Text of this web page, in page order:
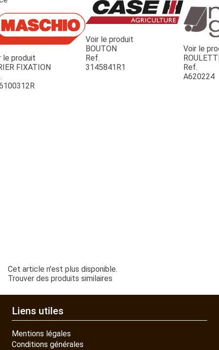
JOUET
le produit
FIXATION
Voir le produit
BOUTON
Ref.
3145841R1
Voir le
Ref.
A620224
Cet article n'est plus disponible.
Trouver des produits similaires
Liens utiles
Mentions légales
Conditions générales